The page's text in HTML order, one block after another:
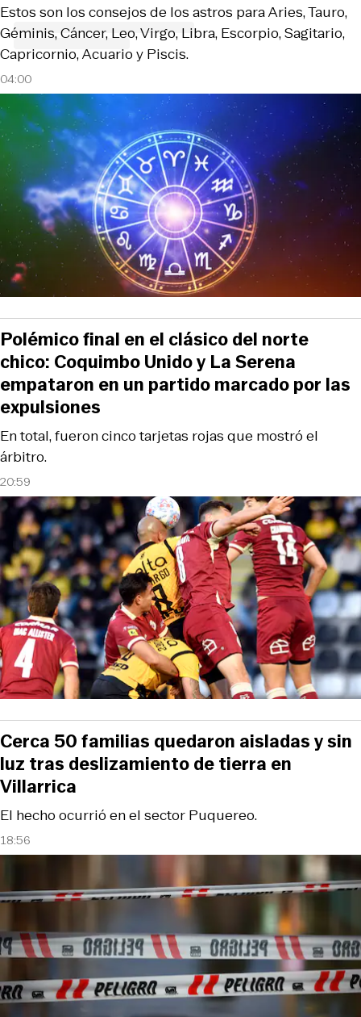
04:00
Estos son los consejos de los astros para Aries, Tauro,
Géminis, Cáncer, Leo, Virgo, Libra, Escorpio, Sagitario,
Capricornio, Acuario y Piscis.
20:59
En total, fueron cinco tarjetas rojas que mostró el
árbitro.
Polémico final en el clásico del norte
chico: Coquimbo Unido y La Serena
empataron en un partido marcado por las
expulsiones
18:56
El hecho ocurrió en el sector Puquereo.
Cerca 50 familias quedaron aisladas y sin
luz tras deslizamiento de tierra en
Villarrica